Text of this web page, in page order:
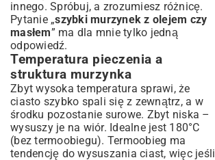
innego. Spróbuj, a zrozumiesz różnicę.
Pytanie „szybki murzynek z olejem czy
masłem” ma dla mnie tylko jedną
odpowiedź.
Temperatura pieczenia a
struktura murzynka
Zbyt wysoka temperatura sprawi, że
ciasto szybko spali się z zewnątrz, a w
środku pozostanie surowe. Zbyt niska –
wysuszy je na wiór. Idealne jest 180°C
(bez termoobiegu). Termoobieg ma
tendencję do wysuszania ciast, więc jeśli